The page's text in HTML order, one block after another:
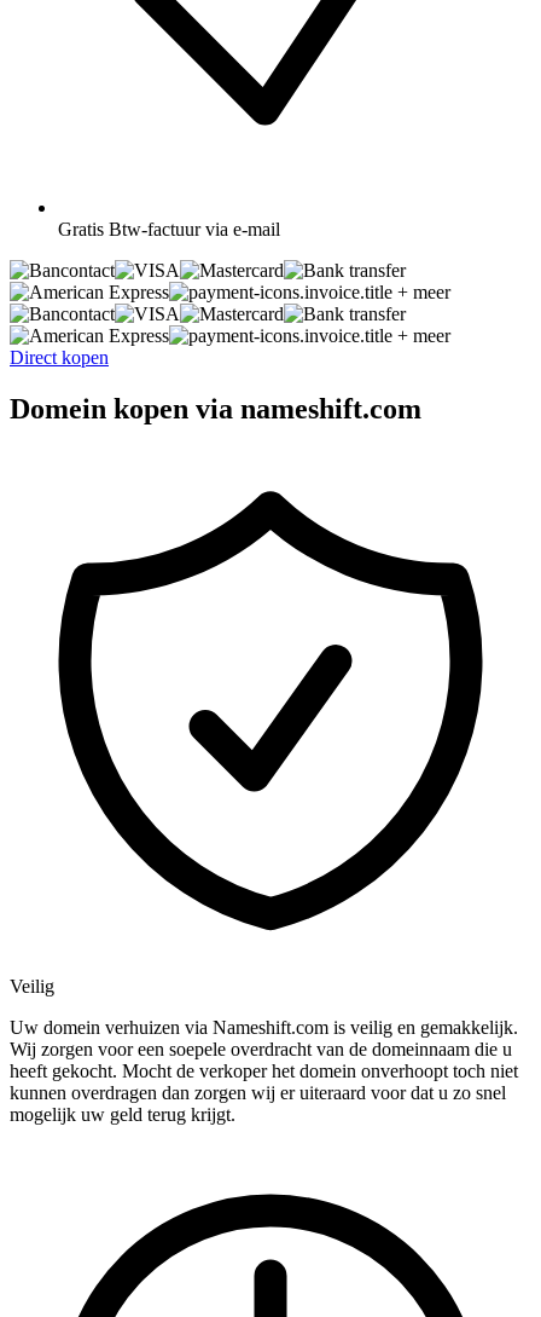
Gratis Btw-factuur via e-mail
+ meer
+ meer
Direct kopen
Domein kopen via nameshift.com
Veilig
Uw domein verhuizen via Nameshift.com is veilig en gemakkelijk.
Wij zorgen voor een soepele overdracht van de domeinnaam die u
heeft gekocht. Mocht de verkoper het domein onverhoopt toch niet
kunnen overdragen dan zorgen wij er uiteraard voor dat u zo snel
mogelijk uw geld terug krijgt.